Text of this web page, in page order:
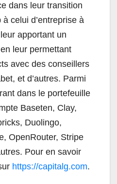
dans leur transition
celui d’entreprise à
apportant un
leur permettant
avec des conseillers
et d’autres. Parmi
dans le portefeuille
Baseten, Clay,
Duolingo,
OpenRouter, Stripe
Pour en savoir
https://capitalg.com.